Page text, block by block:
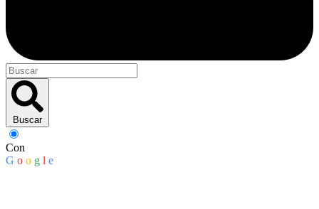
Buscar
Con
G o o g l e